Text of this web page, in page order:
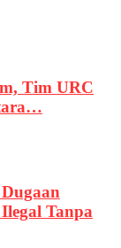
Tim URC
Tanpa